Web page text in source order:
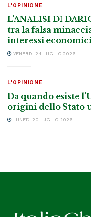
L'OPINIONE
L’ANALISI DI
tra la falsa
interessi economici
VENERDÌ 24 LUGLIO 2026
L'OPINIONE
Da quando esiste
origini dello Stato
LUNEDÌ 20 LUGLIO 2026